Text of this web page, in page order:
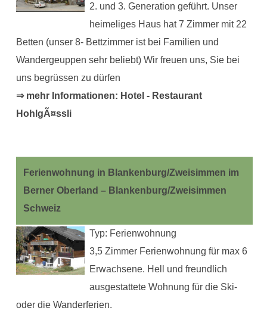
2. und 3. Generation geführt. Unser
heimeliges Haus hat 7 Zimmer mit 22
Betten (unser 8- Bettzimmer ist bei Familien und
Wandergeuppen sehr beliebt) Wir freuen uns, Sie bei
uns begrüssen zu dürfen
⇒ mehr Informationen: Hotel - Restaurant
HohlgÃ¤ssli
Ferienwohnung in Blankenburg/Zweisimmen im
Berner Oberland – Blankenburg/Zweisimmen
Schweiz
Typ: Ferienwohnung
3,5 Zimmer Ferienwohnung für max 6
Erwachsene. Hell und freundlich
ausgestattete Wohnung für die Ski-
oder die Wanderferien.